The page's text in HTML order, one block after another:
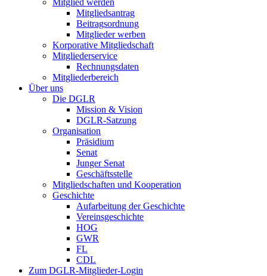
Mitglied werden
Mitgliedsantrag
Beitragsordnung
Mitglieder werben
Korporative Mitgliedschaft
Mitgliederservice
Rechnungsdaten
Mitgliederbereich
Über uns
Die DGLR
Mission & Vision
DGLR-Satzung
Organisation
Präsidium
Senat
Junger Senat
Geschäftsstelle
Mitgliedschaften und Kooperation
Geschichte
Aufarbeitung der Geschichte
Vereinsgeschichte
HOG
GWR
FL
CDL
Zum DGLR-Mitglieder-Login